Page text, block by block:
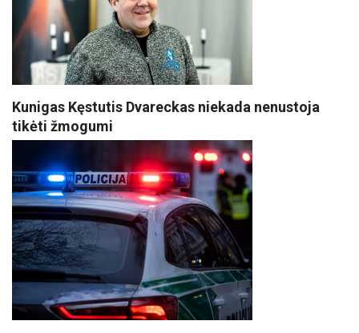
Kunigas Kęstutis Dvareckas niekada nenustoja
tikėti žmogumi